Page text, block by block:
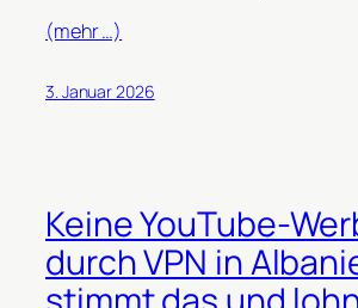
(mehr …)
3. Januar 2026
Keine YouTube-
durch VPN in